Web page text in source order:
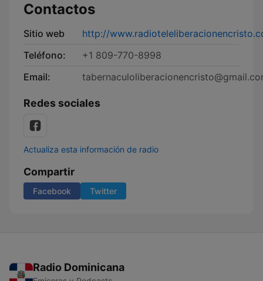
Contactos
Sitio web
http://
Teléfono:
+1 809-770-8998
Email:
Redes sociales
Actualiza esta información de radio
Compartir
Facebook Twitter
Radio Dominicana